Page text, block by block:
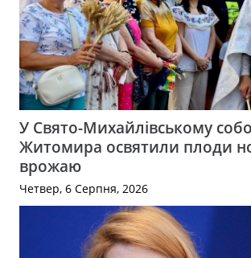
У Свято-Михайлівському
Житомира освятили плоди
врожаю
Четвер, 6 Серпня, 2026